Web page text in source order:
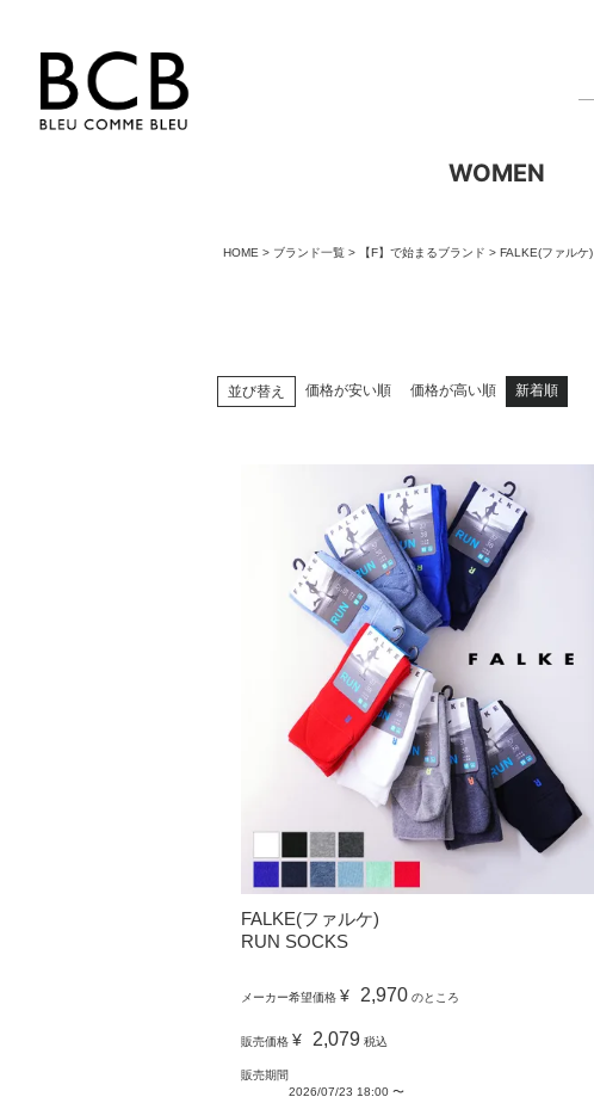
WOMEN
HOME ブランド一覧 【F】で始まるブランド FALKE(ファルケ)
並び替え 価格が安い順 価格が高い順 新着順
FALKE(ファルケ)
RUN SOCKS
メーカー希望価格 ¥ 2,970 のところ
販売価格 ¥ 2,079 税込
販売期間
2026/07/23 18:00 〜